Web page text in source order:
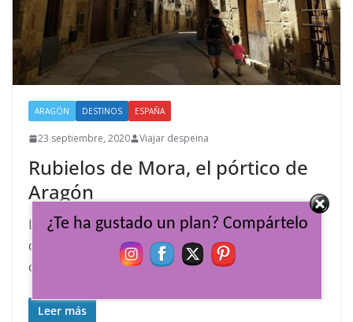
ARAGÓN DESTINOS ESPAÑA
23 septiembre, 2020 Viajar despeina
Rubielos de Mora, el pórtico de
Aragón
Llegamos a Rubielos de Mora un poco por
casualidad en nuestro Dino trip veraniego y
cuánto nos alegramos de haberlo
Leer más
¿Te ha gustado un plan? Compártelo